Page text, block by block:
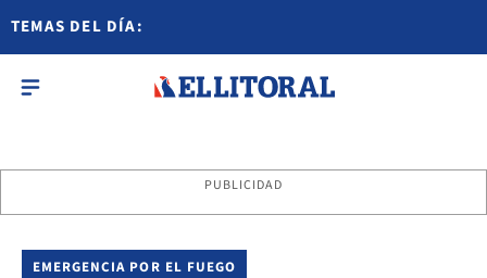
TEMAS DEL DÍA:
PUBLICIDAD
EMERGENCIA POR EL FUEGO